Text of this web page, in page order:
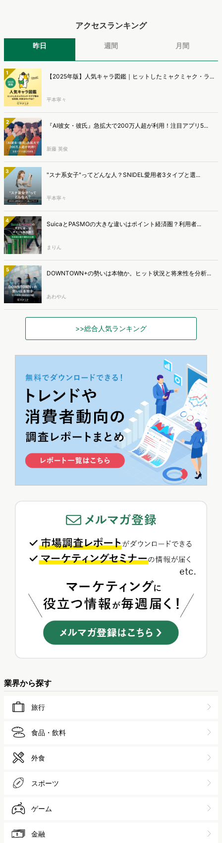
アクセスランキング
昨日 週間 月間
1 【2025年版】人気キャラ図鑑｜ヒットしたミャクミャク・ラ...
平本寧々
2 『AI彼女・彼氏』急拡大で200万人超が利用！注目アプリ5...
新藤 英俊
3 "スナ系女子"ってどんな人？SNIDEL愛用者3タイプと選...
平本寧々
4 SuicaとPASMOの大きな違いはポイント経済圏？利用者...
まりん
5 DOWNTOWN+の勢いは本物か。ヒット状況と将来性を分析...
あわやん
>>総合人気ランキング
業界から探す
旅行
食品・飲料
外食
スポーツ
ゲーム
金融